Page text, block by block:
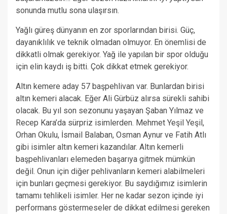
sonunda mutlu sona ulaşırsın.
Yağlı güreş dünyanın en zor sporlarından birisi. Güç,
dayanıklılık ve teknik olmadan olmuyor. En önemlisi de
dikkatli olmak gerekiyor. Yağ ile yapılan bir spor olduğu
için elin kaydı iş bitti. Çok dikkat etmek gerekiyor.
Altın kemere aday 57 başpehlivan var. Bunlardan birisi
altın kemeri alacak. Eğer Ali Gürbüz alırsa sürekli sahibi
olacak. Bu yıl son sezonunu yaşayan Şaban Yılmaz ve
Recep Kara’da sürpriz isimlerden. Mehmet Yeşil Yeşil,
Orhan Okulu, İsmail Balaban, Osman Aynur ve Fatih Atlı
gibi isimler altın kemeri kazandılar. Altın kemerli
başpehlivanları elemeden başarıya gitmek mümkün
değil. Onun için diğer pehlivanların kemeri alabilmeleri
için bunları geçmesi gerekiyor. Bu saydığımız isimlerin
tamamı tehlikeli isimler. Her ne kadar sezon içinde iyi
performans göstermeseler de dikkat edilmesi gereken